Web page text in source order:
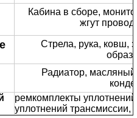
Кабина в сборе,
жгут
Стрела, рука, ковш,
Радиатор,
ремкомплекты
уплотнений